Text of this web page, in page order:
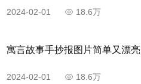
2024-02-01 18.6万
寓言故事手抄报图片简单又漂亮
2024-02-01 18.6万